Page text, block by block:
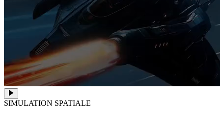
SIMULATION SPATIALE